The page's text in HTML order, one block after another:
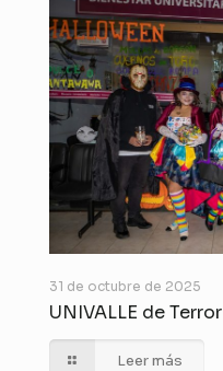
31 de octubre de 2025
UNIVALLE de Terror
Leer más